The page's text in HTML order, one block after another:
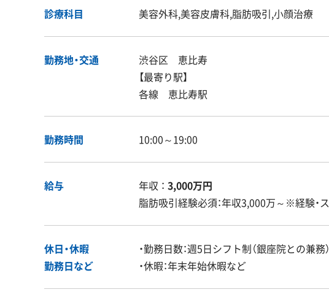
診療科目 美容外科,美容皮膚科,脂肪吸引,小顔治療
勤務地・交通
渋谷区 恵比寿
【最寄り駅】
各線 恵比寿駅
勤務時間 10:00～19:00
給与 年収 ： 3,000万円
脂肪吸引経験必須：年収3,000万～※経験・
休日・休暇
勤務日など
・勤務日数：週5日シフト制（銀座院との兼務）
・休暇：年末年始休暇など